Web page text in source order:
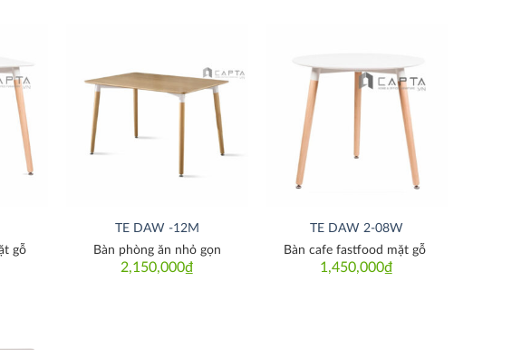
Thích
gỗ
Thích
TE DAW -12M
2,150,000₫
Bàn phòng ăn nhỏ gọn
Thích
TE DAW 2-08W
1,450,000₫
Bàn cafe fastfood mặt gỗ